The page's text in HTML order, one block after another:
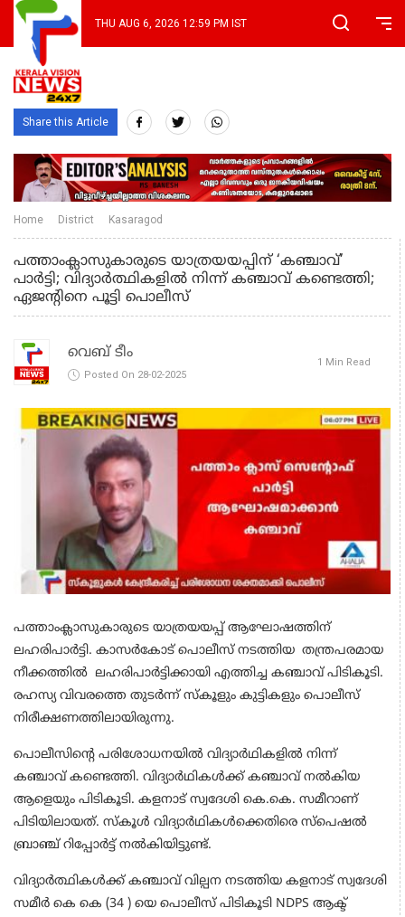
THU AUG 6, 2026 12:59 PM IST
Share this Article
Home District Kasaragod
പത്താംക്ലാസുകാരുടെ യാത്രയയപ്പിന് ‘കഞ്ചാവ്’
പാർട്ടി; വിദ്യാർത്ഥികളിൽ നിന്ന് കഞ്ചാവ് കണ്ടെത്തി;
ഏജന്‍റിനെ പൂട്ടി പൊലീസ്
വെബ് ടീം
Posted On 28-02-2025
1 Min Read
പത്താംക്ലാസുകാരുടെ യാത്രയയപ്പ് ആഘോഷത്തിന്
ലഹരിപാര്‍ട്ടി. കാസര്‍കോട് പൊലീസ് നടത്തിയ തന്ത്രപരമായ
നീക്കത്തില്‍ ലഹരിപാര്‍ട്ടിക്കായി എത്തിച്ച കഞ്ചാവ് പിടികൂടി.
രഹസ്യ വിവരത്തെ തുടർന്ന് സ്‌കൂളും കുട്ടികളും പൊലീസ്
നിരീക്ഷണത്തിലായിരുന്നു.
പൊലീസിന്റെ പരിശോധനയിൽ വിദ്യാർഥികളിൽ നിന്ന്
കഞ്ചാവ് കണ്ടെത്തി. വിദ്യാർഥികൾക്ക് കഞ്ചാവ് നൽകിയ
ആളെയും പിടികൂടി. കളനാട് സ്വദേശി കെ.കെ. സമീറാണ്
പിടിയിലായത്. സ്കൂൾ വിദ്യാർഥികൾക്കെതിരെ സ്പെഷല്‍
ബ്രാഞ്ച് റിപ്പോര്‍ട്ട് നല്‍കിയിട്ടുണ്ട്.
വിദ്യാർത്ഥികൾക്ക് കഞ്ചാവ് വില്പന നടത്തിയ കളനാട് സ്വദേശി
സമീർ കെ കെ (34 ) യെ പൊലീസ് പിടികൂടി NDPS ആക്ട്